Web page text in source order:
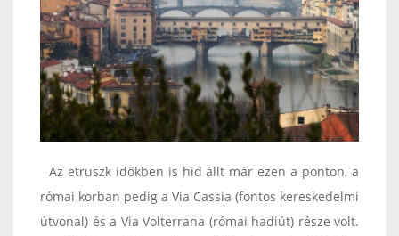
Az etruszk időkben is híd állt már ezen a ponton, a
római korban pedig a Via Cassia (fontos kereskedelmi
útvonal) és a Via Volterrana (római hadiút) része volt.